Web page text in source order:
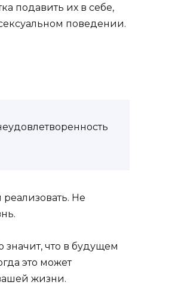
подавить их в себе,
поведении.
Не
значит, что в будущем
это может
жизни.